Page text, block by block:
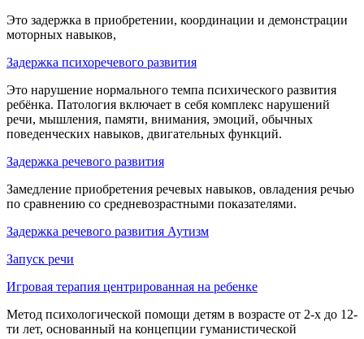
Это задержка в приобретении, координации и демонстрации
моторных навыков,
Задержка психоречевого развития
Это нарушение нормального темпа психического развития
ребёнка. Патология включает в себя комплекс нарушений
речи, мышления, памяти, внимания, эмоций, обычных
поведенческих навыков, двигательных функций.
Задержка речевого развития
Замедление приобретения речевых навыков, овладения речью
по сравнению со средневозрастными показателями.
Задержка речевого развития Аутизм
Запуск речи
Игровая терапия центрированная на ребенке
Метод психологической помощи детям в возрасте от 2-х до 12-
ти лет, основанный на концепции гуманистической